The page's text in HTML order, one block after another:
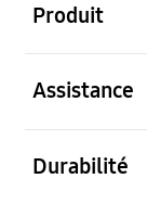
Produit
Assistance
Durabilité